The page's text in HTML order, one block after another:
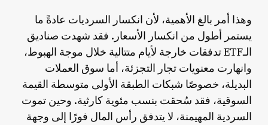
وهذا أمر بالغ الأهمية، لأن انكسار السرديات عادةً ما
يستمر أطول من انكسار الأسعار. فقد شهدت صناديق
الـETF تدفقات خارجة لأيام متتالية خلال موجة الهبوط،
وانهارت معنويات تجار التجزئة، أما سوق العملات
البديلة، خصوصًا شبكات الطبقة الأولى متوسطة القيمة
السوقية، فقد سُحقت بنسب مئوية كارثية. وحين تموت
السردية المهيمنة، لا يتدفق رأس المال فورًا إلى وجهة